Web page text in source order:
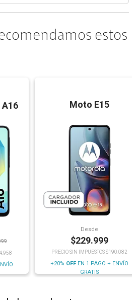
estos
Moto E15
Desde
$229.999
PRECIO SIN IMPUESTOS $190.082
+20% OFF EN 1 PAGO + ENVÍO
GRATIS